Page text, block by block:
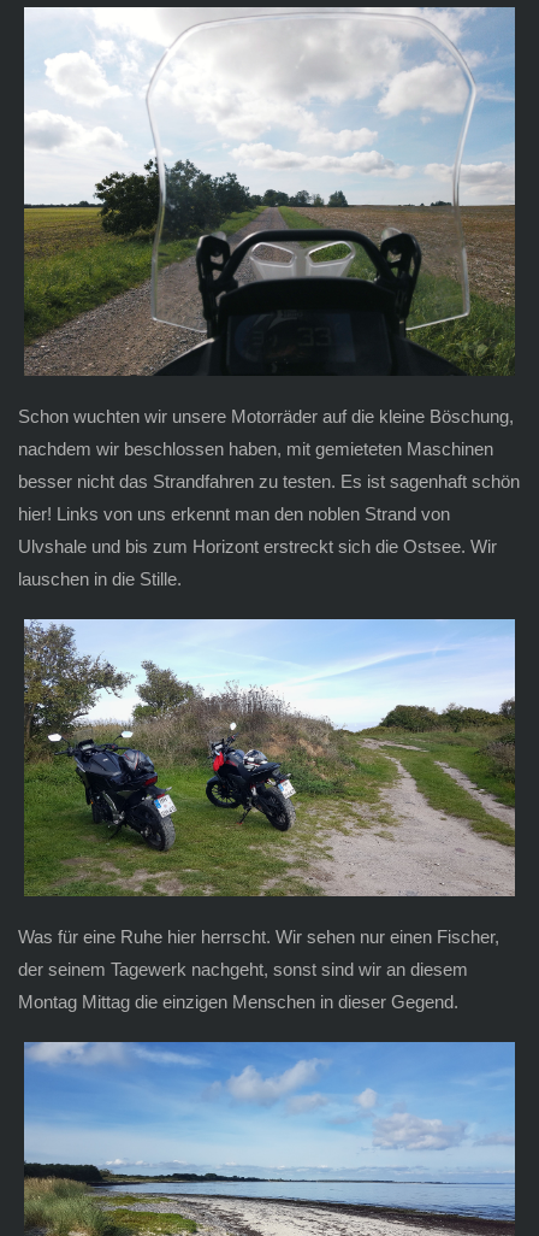
Schon wuchten wir unsere Motorräder auf die kleine Böschung,
nachdem wir beschlossen haben, mit gemieteten Maschinen
besser nicht das Strandfahren zu testen. Es ist sagenhaft schön
hier! Links von uns erkennt man den noblen Strand von
Ulvshale und bis zum Horizont erstreckt sich die Ostsee. Wir
lauschen in die Stille.
Was für eine Ruhe hier herrscht. Wir sehen nur einen Fischer,
der seinem Tagewerk nachgeht, sonst sind wir an diesem
Montag Mittag die einzigen Menschen in dieser Gegend.